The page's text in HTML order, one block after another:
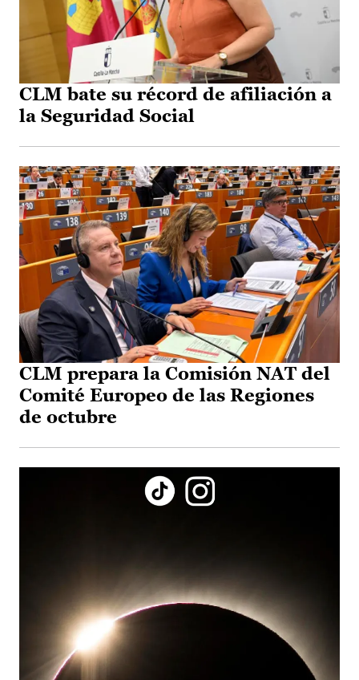
CLM bate su récord de afiliación a
la Seguridad Social
CLM prepara la Comisión NAT del
Comité Europeo de las Regiones
de octubre